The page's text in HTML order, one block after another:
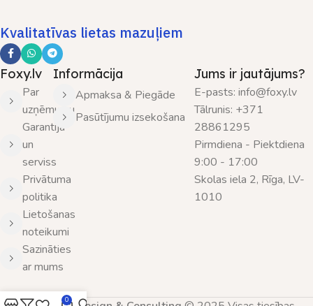
Kvalitatīvas lietas mazuļiem
Foxy.lv
Par
uzņēmumu
Garantija
un
serviss
Privātuma
politika
Lietošanas
noteikumi
Sazināties
ar mums
Informācija
Apmaksa & Piegāde
Pasūtījumu izsekošana
Jums ir jautājums?
E-pasts: info@foxy.lv
Tālrunis: +371
28861295
Pirmdiena - Piektdiena
9:00 - 17:00
Skolas iela 2, Rīga, LV-
1010
0